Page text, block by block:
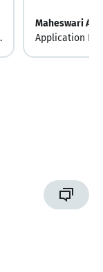
Maheswari
Application